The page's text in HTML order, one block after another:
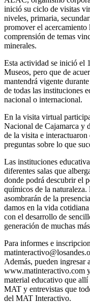
inició su ciclo de visitas
niveles, primaria,
promover el
comprensión de temas
minerales.
Esta actividad se inició el
Museos, pero que de
mantendrá vigente
de todas las instituciones
nacional o internacional.
En la visita virtual
Nacional de Cajamarca y
de la visita e
preguntas sobre lo que
Las instituciones
diferentes salas que
donde podrá descubrir el
químicos de la
asombrarán de la
damos en la vida
con el desarrollo de
generación de muchas
Para informes e
Además, pueden ingresar
www.matinteractivo.com
material educativo que allí
MAT y entrevistas que
del MAT Interactivo.